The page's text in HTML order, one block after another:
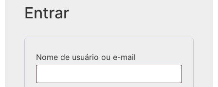
Entrar
Nome de usuário ou e-mail